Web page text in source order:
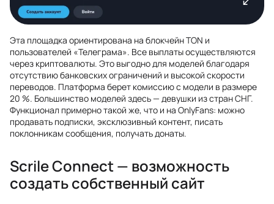
Эта площадка ориентирована на блокчейн TON и
пользователей «Телеграма». Все выплаты осуществляются
через криптовалюты. Это выгодно для моделей благодаря
отсутствию банковских ограничений и высокой скорости
переводов. Платформа берет комиссию с модели в размере
20 %. Большинство моделей здесь — девушки из стран СНГ.
Функционал примерно такой же, что и на OnlyFans: можно
продавать подписки, эксклюзивный контент, писать
поклонникам сообщения, получать донаты.
Scrile Connect — возможность
создать собственный сайт